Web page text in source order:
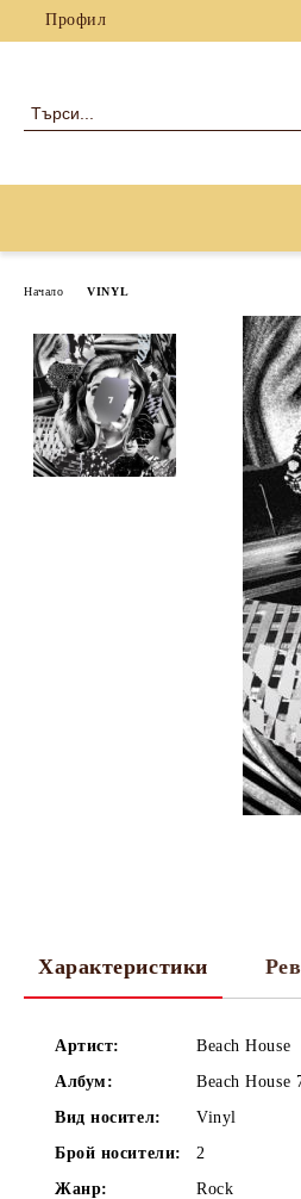
Профил
Начало VINYL
Характеристики
Артист:
Beach House
Албум:
Beach House
Вид носител:
Vinyl
Брой носители:
2
Жанр:
Rock